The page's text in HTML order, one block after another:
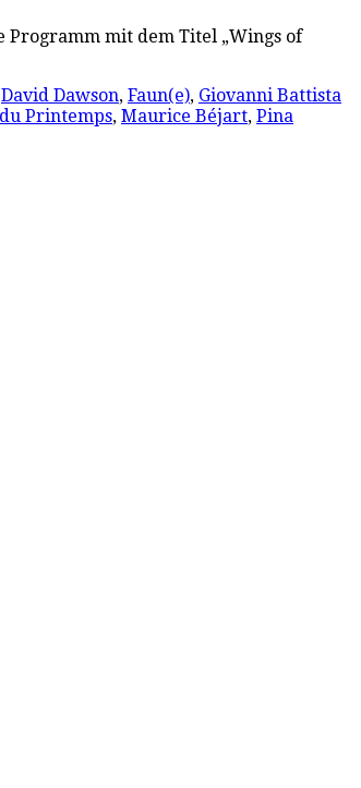
Programm mit dem Titel „Wings of
David Dawson, Faun(e), Giovanni Battista
Printemps, Maurice Béjart, Pina